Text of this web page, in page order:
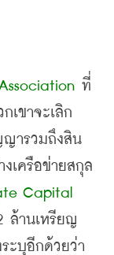
ที่
เขาจะเลิก
ารวมถึงสิน
เครือข่ายสกุล
Capital
ล้านเหรียญ
ะบุอีกด้วยว่า